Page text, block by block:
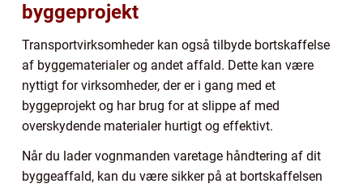
byggeprojekt
Transportvirksomheder kan også tilbyde bortskaffelse
af byggematerialer og andet affald. Dette kan være
nyttigt for virksomheder, der er i gang med et
byggeprojekt og har brug for at slippe af med
overskydende materialer hurtigt og effektivt.
Når du lader vognmanden varetage håndtering af dit
byggeaffald, kan du være sikker på at bortskaffelsen